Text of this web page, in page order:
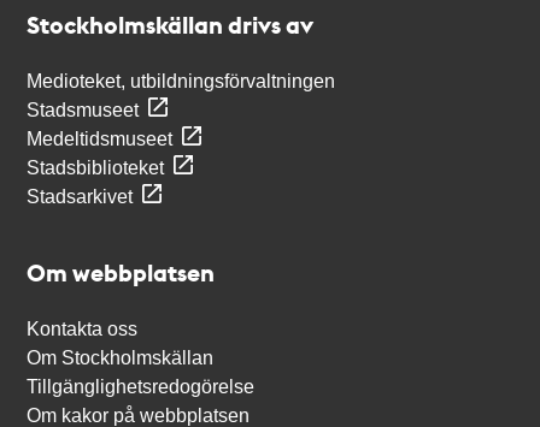
Stockholmskällan drivs av
Medioteket, utbildningsförvaltningen
Stadsmuseet
Medeltidsmuseet
Stadsbiblioteket
Stadsarkivet
Om webbplatsen
Kontakta oss
Om Stockholmskällan
Tillgänglighetsredogörelse
Om kakor på webbplatsen